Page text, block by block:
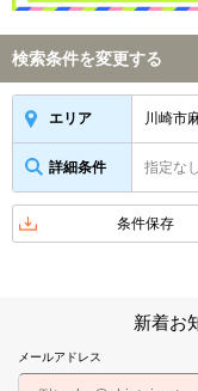
検索条件を変更する
エリア 川崎市
詳細条件 指定なし
条件保存
新着お
メールアドレス